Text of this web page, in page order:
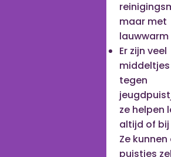
maar met
Er zijn veel
tegen
ze helpen
altijd of
Ze kunnen
puistjes